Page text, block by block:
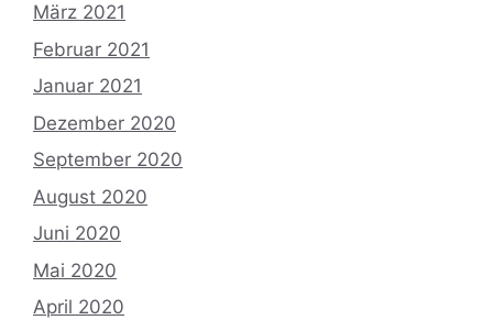
März 2021
Februar 2021
Januar 2021
Dezember 2020
September 2020
August 2020
Juni 2020
Mai 2020
April 2020